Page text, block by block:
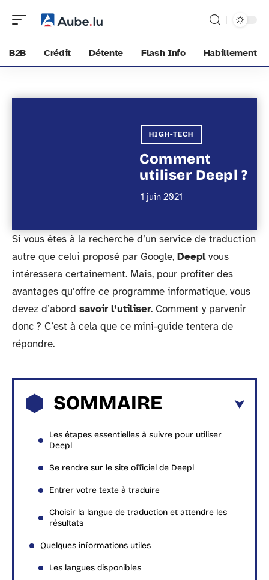
B2B Crédit Détente Flash Info Habillement
HIGH-TECH
Comment
utiliser Deepl ?
1 juin 2021
Si vous êtes à la recherche d’un service de traduction
autre que celui proposé par Google, Deeplvous
intéressera certainement. Mais, pour profiter des
avantages qu’offre ce programme informatique, vous
devez d’abord savoir l’utiliser. Comment y parvenir
donc ? C’est à cela que ce mini-guide tentera de
répondre.
SOMMAIRE
Les étapes essentielles à suivre pour utiliser
Deepl
Se rendre sur le site officiel de Deepl
Entrer votre texte à traduire
Choisir la langue de traduction et attendre les
résultats
Quelques informations utiles
Les langues disponibles